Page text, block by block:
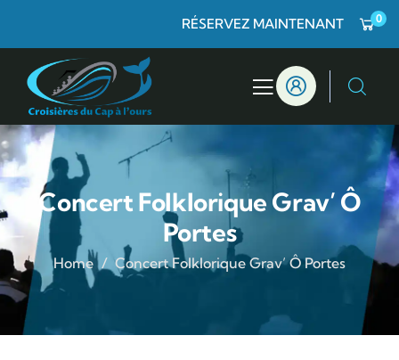
RÉSERVEZ MAINTENANT 0
Concert Folklorique Grav’ Ô
Portes
Home Concert Folklorique Grav’ Ô Portes